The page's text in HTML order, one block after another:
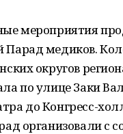
мероприятия
медиков.
округов
по улице Заки
до Конгресс-
организовали с